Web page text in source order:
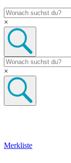
×
×
Merkliste